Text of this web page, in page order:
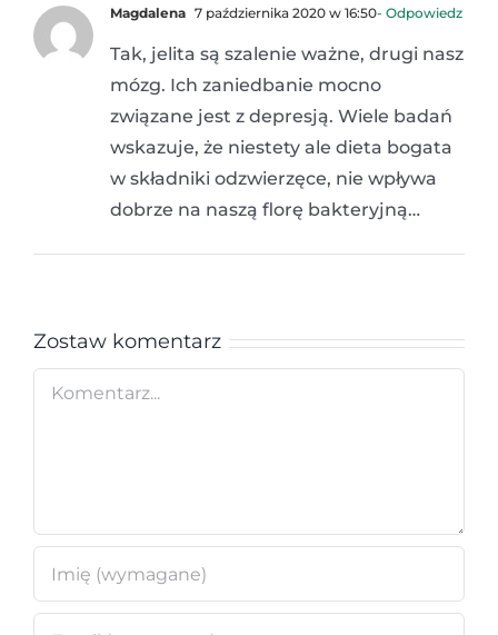
Magdalena 7 października 2020 w 16:50- Odpowiedz
Tak, jelita są szalenie ważne, drugi nasz
mózg. Ich zaniedbanie mocno
związane jest z depresją. Wiele badań
wskazuje, że niestety ale dieta bogata
w składniki odzwierzęce, nie wpływa
dobrze na naszą florę bakteryjną…
Zostaw komentarz
Comment